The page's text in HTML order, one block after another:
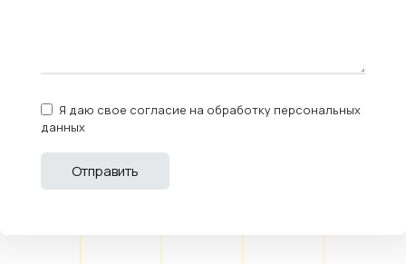
Я даю свое согласие на обработку персональных
данных